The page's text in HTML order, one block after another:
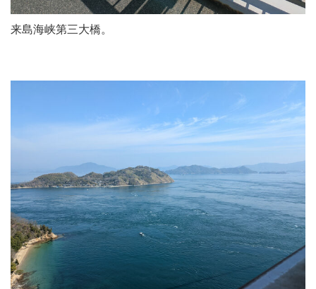
来島海峡第三大橋。